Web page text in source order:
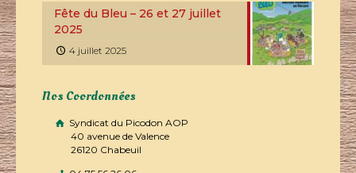
Fête du Bleu – 26 et 27 juillet
2025
4 juillet 2025
Nos Coordonnées
Syndicat du Picodon AOP
40 avenue de Valence
26120 Chabeuil